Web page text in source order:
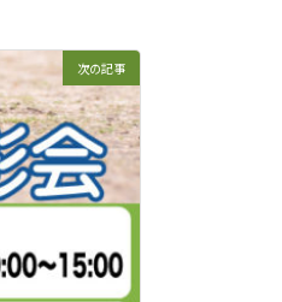
次の記事